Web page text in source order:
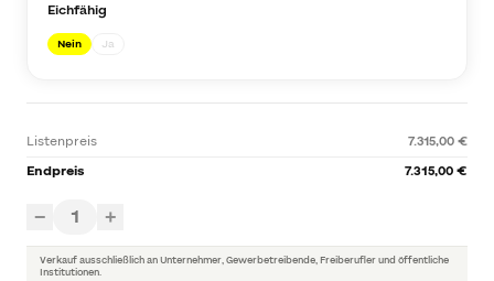
Eichfähig
Nein Ja
Listenpreis
7.315,00 €
Endpreis
7.315,00 €
− 1 +
Verkauf ausschließlich an Unternehmer, Gewerbetreibende, Freiberufler und öffentliche
Institutionen.